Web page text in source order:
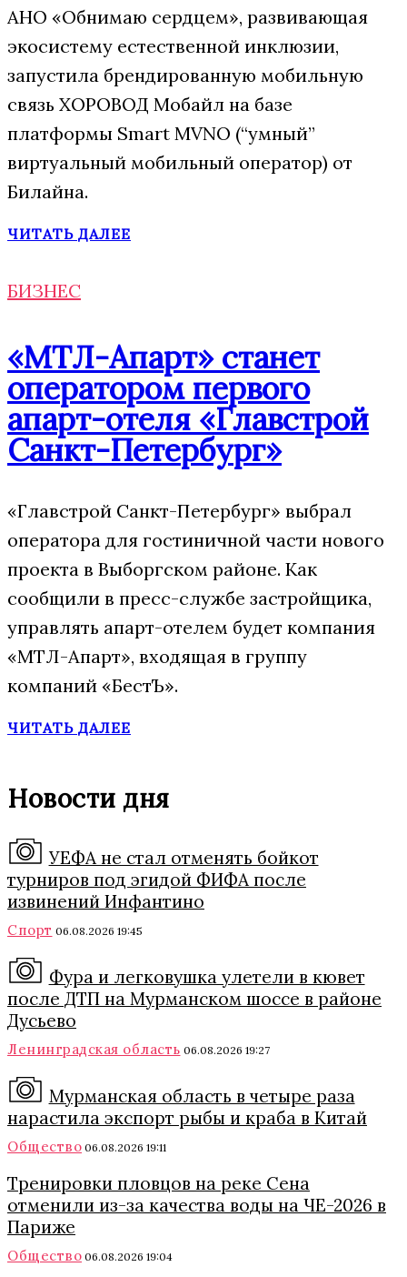
АНО «Обнимаю сердцем», развивающая
экосистему естественной инклюзии,
запустила брендированную мобильную
связь ХОРОВОД Мобайл на базе
платформы Smart MVNO (“умный”
виртуальный мобильный оператор) от
Билайна.
ЧИТАТЬ ДАЛЕЕ
БИЗНЕС
«МТЛ-Апарт» станет
оператором первого
апарт-отеля «Главстрой
Санкт-Петербург»
«Главстрой Санкт-Петербург» выбрал
оператора для гостиничной части нового
проекта в Выборгском районе. Как
сообщили в пресс-службе застройщика,
управлять апарт-отелем будет компания
«МТЛ-Апарт», входящая в группу
компаний «БестЪ».
ЧИТАТЬ ДАЛЕЕ
Новости дня
УЕФА не стал отменять бойкот
турниров под эгидой ФИФА после
извинений Инфантино
Спорт 06.08.2026 19:45
Фура и легковушка улетели в кювет
после ДТП на Мурманском шоссе в районе
Дусьево
Ленинградская область 06.08.2026 19:27
Мурманская область в четыре раза
нарастила экспорт рыбы и краба в Китай
Общество 06.08.2026 19:11
Тренировки пловцов на реке Сена
отменили из-за качества воды на ЧЕ-2026 в
Париже
Общество 06.08.2026 19:04